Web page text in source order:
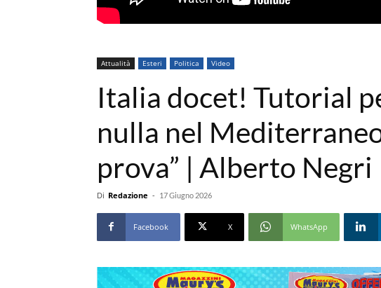
Attualità Esteri Politica Video
Italia docet! Tutorial
nulla nel
prova” | Alberto Negri
Di Redazione - 17 Giugno 2026
Facebook X WhatsApp